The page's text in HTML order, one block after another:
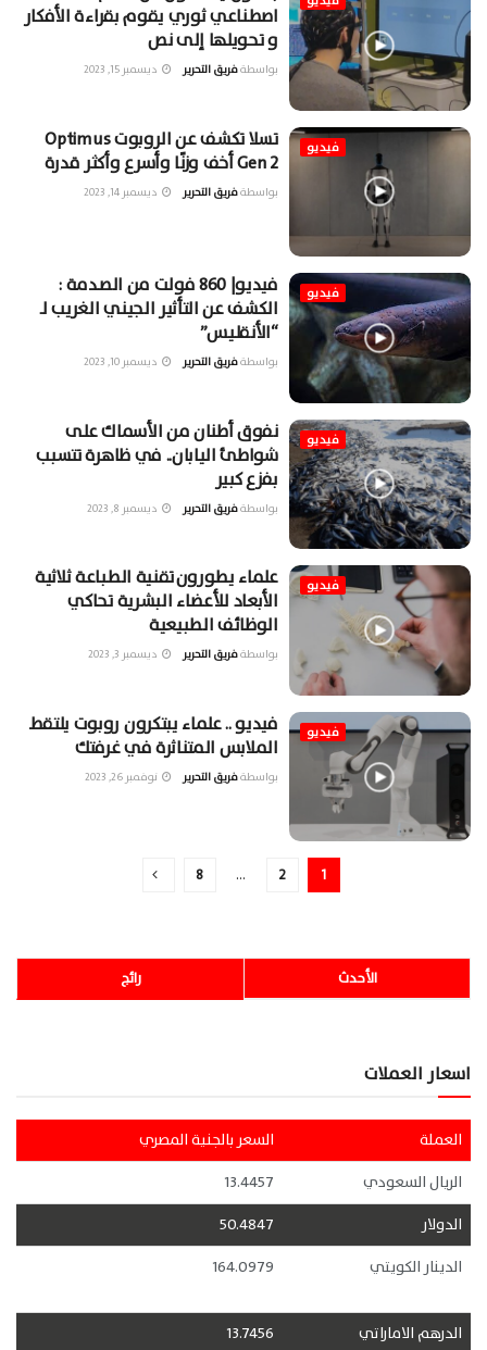
اصطناعي ثوري يقوم بقراءة الأفكار
و تحويلها إلى نص
بواسطةفريق التحرير ديسمبر 15, 2023
فيديو
تسلا تكشف عن الروبوت Optimus
Gen 2 أخف وزنًا وأسرع وأكثر قدرة
بواسطةفريق التحرير ديسمبر 14, 2023
فيديو
فيديو| 860 فولت من الصدمة :
الكشف عن التأثير الجيني الغريب لـ
“الأنقليس”
بواسطةفريق التحرير ديسمبر 10, 2023
فيديو
نفوق أطنان من الأسماك على
شواطئ اليابان.. في ظاهرة تتسبب
بفزع كبير
بواسطةفريق التحرير ديسمبر 8, 2023
فيديو
علماء يطورون تقنية الطباعة ثلاثية
الأبعاد للأعضاء البشرية تحاكي
الوظائف الطبيعية
بواسطةفريق التحرير ديسمبر 3, 2023
فيديو
فيديو .. علماء يبتكرون روبوت يلتقط
الملابس المتناثرة في غرفتك
بواسطةفريق التحرير نوفمبر 26, 2023
1
2
…
8
رائج الأحدث
اسعار العملات
العملة
السعر بالجنية المصري
الريال السعودي
13.4457
الدولار
50.4847
الدينار الكويتي
164.0979
الدرهم الاماراتي 13.7456